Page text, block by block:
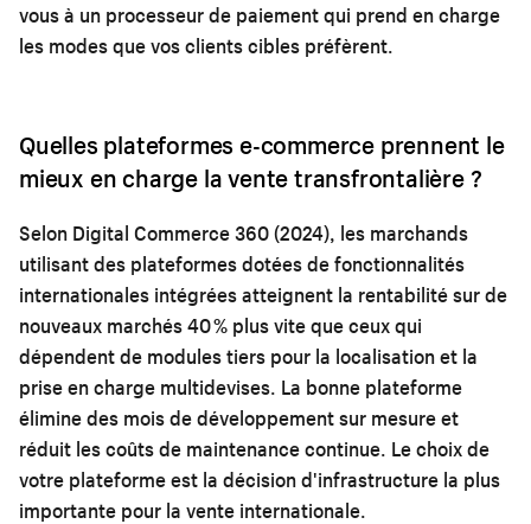
vous à un processeur de paiement qui prend en charge
les modes que vos clients cibles préfèrent.
Quelles plateformes e-commerce prennent le
mieux en charge la vente transfrontalière ?
Selon Digital Commerce 360 (2024), les marchands
utilisant des plateformes dotées de fonctionnalités
internationales intégrées atteignent la rentabilité sur de
nouveaux marchés 40 % plus vite que ceux qui
dépendent de modules tiers pour la localisation et la
prise en charge multidevises. La bonne plateforme
élimine des mois de développement sur mesure et
réduit les coûts de maintenance continue. Le choix de
votre plateforme est la décision d'infrastructure la plus
importante pour la vente internationale.